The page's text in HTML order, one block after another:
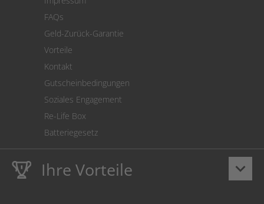
Cookie Einstellungen
FAQs
Geld-Zurück-Garantie
Vorteile
Kontakt
Gutscheinbedingungen
Soziales Engagement
Re-Life Box
Batteriegesetz
keyboard_arrow_down
Ihre Vorteile